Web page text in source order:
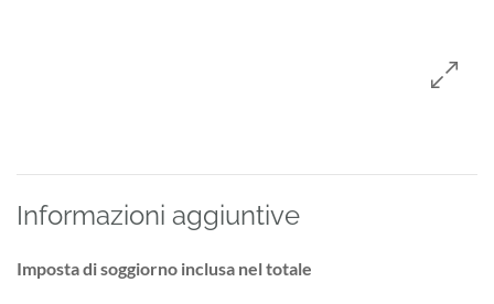
Informazioni aggiuntive
Imposta di soggiorno inclusa nel totale